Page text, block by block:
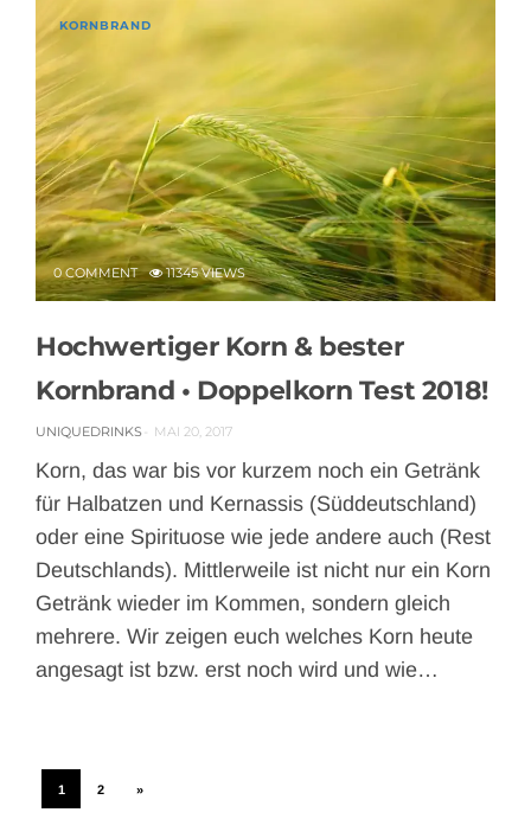
KORNBRAND
0 COMMENT 11345 VIEWS
Hochwertiger Korn & bester
Kornbrand • Doppelkorn Test 2018!
UNIQUEDRINKS MAI 20, 2017
Korn, das war bis vor kurzem noch ein Getränk
für Halbatzen und Kernassis (Süddeutschland)
oder eine Spirituose wie jede andere auch (Rest
Deutschlands). Mittlerweile ist nicht nur ein Korn
Getränk wieder im Kommen, sondern gleich
mehrere. Wir zeigen euch welches Korn heute
angesagt ist bzw. erst noch wird und wie…
1 2 »